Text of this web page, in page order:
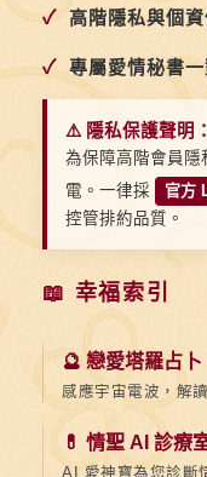
如
用
較
肯
定
的
口
✓ 高階隱私與個
✓ 專屬愛情秘書
⚠️ 隱私保護聲明：
為保障高階會員隱
電。一律採
官方
控管排約品質。
📖 幸福索引
🔮 戀愛塔羅占卜
感應宇宙電波，解
💊 情聖 AI 診療
AI 愛神寶為您診斷